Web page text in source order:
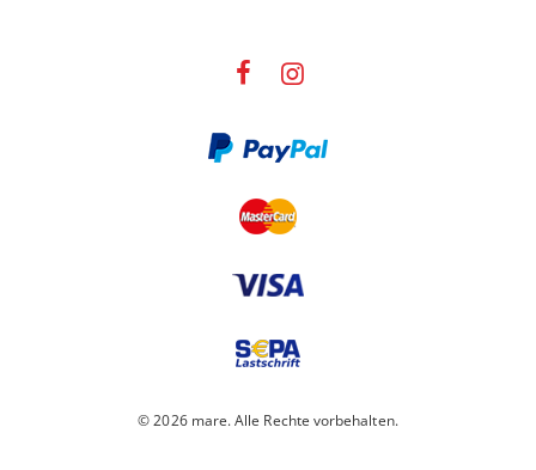
© 2026 mare. Alle Rechte vorbehalten.